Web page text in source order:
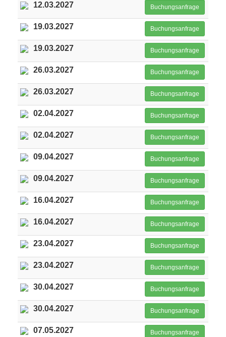
12.03.2027 Buchungsanfrage
19.03.2027 Buchungsanfrage
19.03.2027 Buchungsanfrage
26.03.2027 Buchungsanfrage
26.03.2027 Buchungsanfrage
02.04.2027 Buchungsanfrage
02.04.2027 Buchungsanfrage
09.04.2027 Buchungsanfrage
09.04.2027 Buchungsanfrage
16.04.2027 Buchungsanfrage
16.04.2027 Buchungsanfrage
23.04.2027 Buchungsanfrage
23.04.2027 Buchungsanfrage
30.04.2027 Buchungsanfrage
30.04.2027 Buchungsanfrage
07.05.2027 Buchungsanfrage